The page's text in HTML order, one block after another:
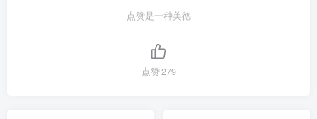
点赞是一种美德
点赞279